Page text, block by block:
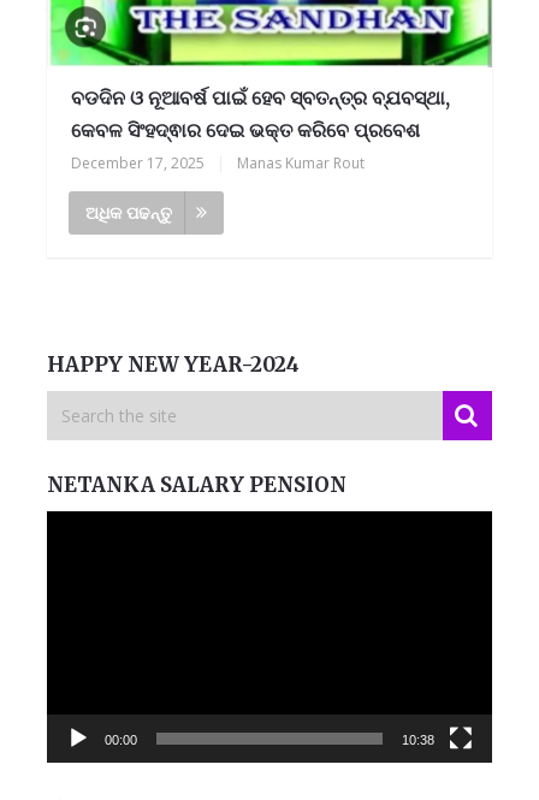
ବଡଦିନ ଓ ନୂଆବର୍ଷ ପାଇଁ ହେବ ସ୍ବତନ୍ତ୍ର ବ୍ଯବସ୍ଥା,
କେବଳ ସିଂହଦ୍ଵାର ଦେଇ ଭକ୍ତ କରିବେ ପ୍ରବେଶ
December 17, 2025 Manas Kumar Rout
ଅଧିକ ପଢନ୍ତୁ
HAPPY NEW YEAR-2024
NETANKA SALARY PENSION
00:00 10:38